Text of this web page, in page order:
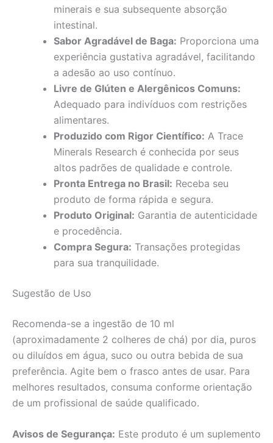
minerais e sua subsequente absorção
intestinal.
Sabor Agradável de Baga: Proporciona uma
experiência gustativa agradável, facilitando
a adesão ao uso contínuo.
Livre de Glúten e Alergênicos Comuns:
Adequado para indivíduos com restrições
alimentares.
Produzido com Rigor Científico: A Trace
Minerals Research é conhecida por seus
altos padrões de qualidade e controle.
Pronta Entrega no Brasil: Receba seu
produto de forma rápida e segura.
Produto Original: Garantia de autenticidade
e procedência.
Compra Segura: Transações protegidas
para sua tranquilidade.
Sugestão de Uso
Recomenda-se a ingestão de 10 ml
(aproximadamente 2 colheres de chá) por dia, puros
ou diluídos em água, suco ou outra bebida de sua
preferência. Agite bem o frasco antes de usar. Para
melhores resultados, consuma conforme orientação
de um profissional de saúde qualificado.
Avisos de Segurança: Este produto é um suplemento